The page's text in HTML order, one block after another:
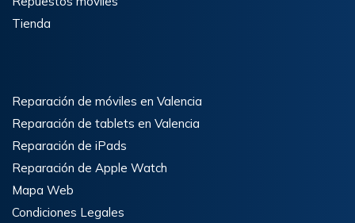
Tienda
Reparación de móviles en Valencia
Reparación de tablets en Valencia
Reparación de iPads
Reparación de Apple Watch
Mapa Web
Condiciones Legales